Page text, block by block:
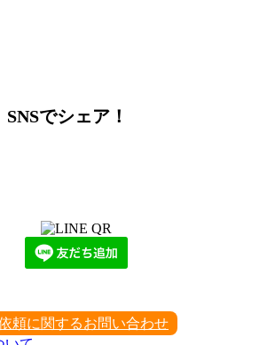
SNSでシェア！
頼に関するお問い合わせ